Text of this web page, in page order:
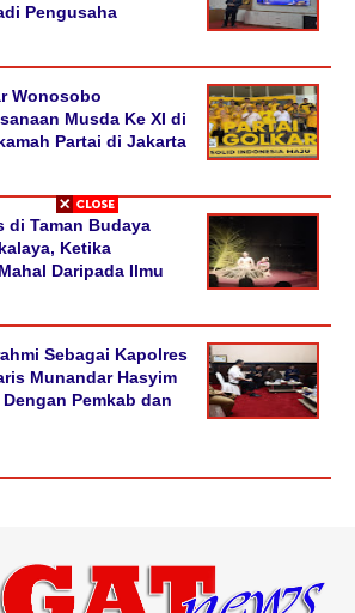
Pengusaha
Wonosobo
Musda Ke XI di
Partai di Jakarta
di Taman Budaya
Ketika
Daripada Ilmu
Sebagai Kapolres
Munandar Hasyim
Pemkab dan